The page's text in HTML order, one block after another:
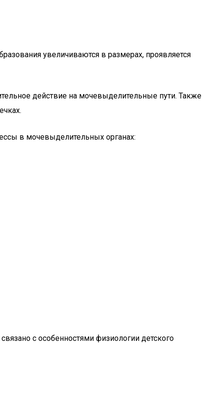
увеличиваются в размерах, проявляется
действие на мочевыделительные пути. Также
в мочевыделительных органах:
с особенностями физиологии детского